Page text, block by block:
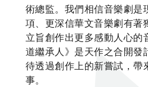
術總監。我們相信音樂劇是
項、更深信華文音樂劇有著
立旨創作出更多感動人心的
道繼承人》是天作之合開發
待透過創作上的新嘗試，帶
事。